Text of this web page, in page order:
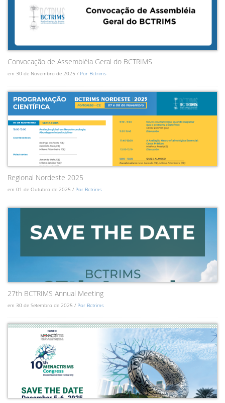
Convocação de Assembléia Geral do BCTRIMS
em 30 de Novembro de 2025 / Por Bctrims
Regional Nordeste 2025
em 01 de Outubro de 2025 / Por Bctrims
27th BCTRIMS Annual Meeting
em 30 de Setembro de 2025 / Por Bctrims